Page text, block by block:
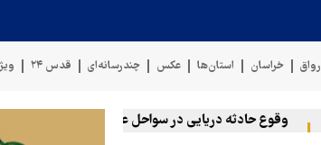
رواق خراسان استان‌ها عکس چندرسانه‌ای قدس ۲۴
وقوع حادثه دریایی در سواحل عمان سخنگوی